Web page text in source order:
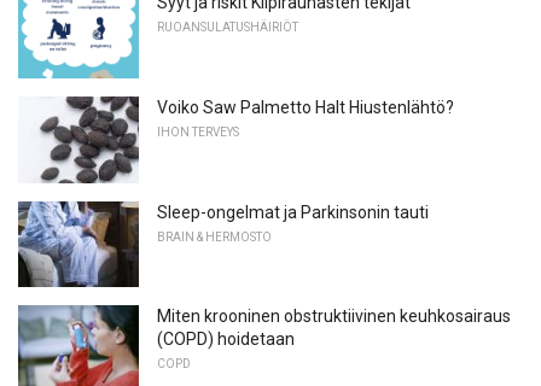
RUOANSULATUSHÄIRIÖT
Voiko Saw Palmetto Halt Hiustenlähtö?
IHON TERVEYS
Sleep-ongelmat ja Parkinsonin tauti
BRAIN & HERMOSTO
Miten krooninen obstruktiivinen keuhkosairaus
(COPD) hoidetaan
COPD